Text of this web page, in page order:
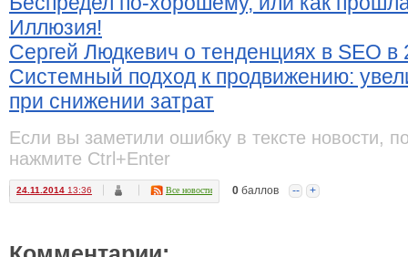
Иллюзия!
Сергей Людкевич о тенденциях в SEO в
Системный подход к продвижению:
при снижении затрат
Если вы заметили ошибку в тексте новости,
нажмите Ctrl+Enter
24.11.2014 13:36 Все новости 0 баллов -- +